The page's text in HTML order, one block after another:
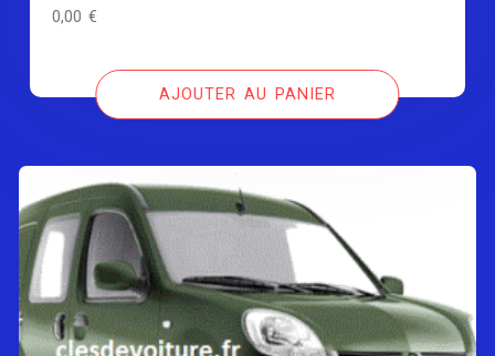
0,00€
AJOUTER AU PANIER